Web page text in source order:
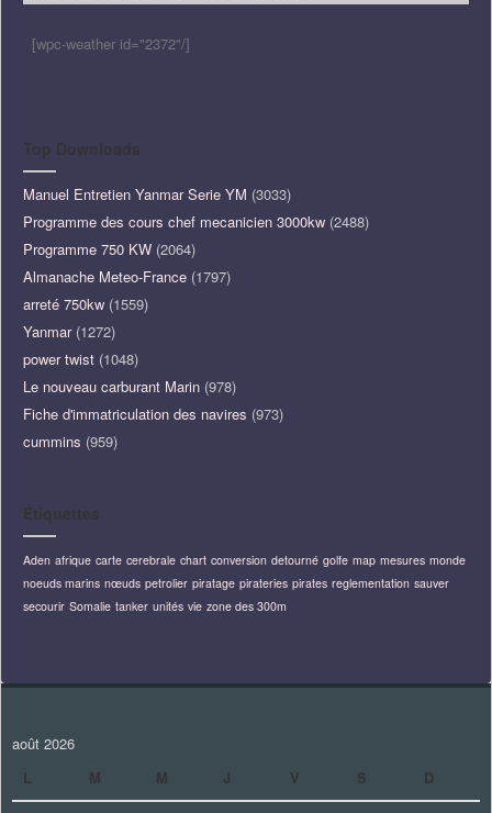
[wpc-weather id="2372"/]
Top Downloads
Manuel Entretien Yanmar Serie YM (3033)
Programme des cours chef mecanicien 3000kw (2488)
Programme 750 KW (2064)
Almanache Meteo-France (1797)
arreté 750kw (1559)
Yanmar(1272)
power twist (1048)
Le nouveau carburant Marin (978)
Fiche d'immatriculation des navires (973)
cummins (959)
Étiquettes
Aden afrique carte cerebrale chart conversion detourné golfe map mesures monde
noeuds marins nœuds petrolier piratage pirateries pirates reglementation sauver
secourir Somalie tanker unités vie zone des 300m
août 2026
L
M M J V S D